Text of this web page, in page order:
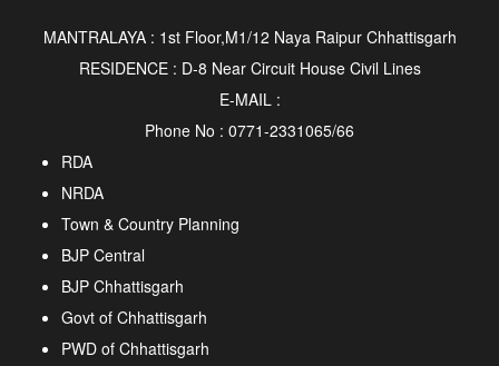
MANTRALAYA : 1st Floor,M1/12 Naya Raipur Chhattisgarh
RESIDENCE : D-8 Near Circuit House Civil Lines
E-MAIL :
Phone No : 0771-2331065/66
RDA
NRDA
Town & Country Planning
BJP Central
BJP Chhattisgarh
Govt of Chhattisgarh
PWD of Chhattisgarh